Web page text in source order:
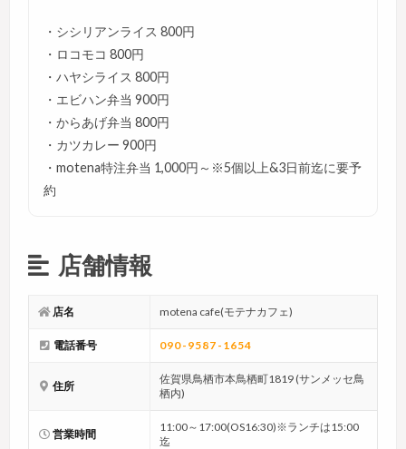
・シシリアンライス 800円
・ロコモコ 800円
・ハヤシライス 800円
・エビハン弁当 900円
・からあげ弁当 800円
・カツカレー 900円
・motena特注弁当 1,000円～※5個以上&3日前迄に要予
約
店舗情報
店名 motena cafe(モテナカフェ)
電話番号 090-9587-1654
住所
佐賀県鳥栖市本鳥栖町1819 (サンメッセ鳥
栖内)
営業時間
11:00～17:00(OS16:30)※ランチは15:00
迄